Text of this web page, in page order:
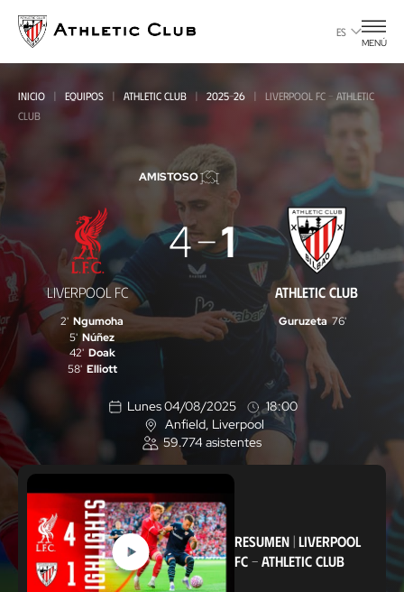
contenido
principal
ES
MENÚ
INICIO EQUIPOS ATHLETIC CLUB 2025-26
LIVERPOOL FC - ATHLETIC
CLUB
AMISTOSO
Liverpool
FC
-
Athletic
Club
LIVERPOOL FC
4 1
ATHLETIC CLUB
2' Ngumoha
5' Núñez
42' Doak
58' Elliott
Guruzeta 76'
Lunes 04/08/2025
18:00
U
b
c
c
i
ó
n
Anfield, Liverpool
59.774 asistentes
RESUMEN |LIVERPOOL
FC -ATHLETIC CLUB